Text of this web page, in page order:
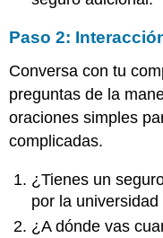
Paso 2:
Conversa con tu
preguntas de la
oraciones simples
complicadas.
¿Tienes un
por la
¿A dónde vas